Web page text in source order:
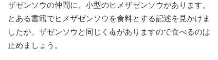
ザゼンソウの仲間に、小型のヒメザゼンソウがあります。
とある書籍でヒメザゼンソウを食料とする記述を見かけま
したが、ザゼンソウと同じく毒がありますので食べるのは
止めましょう。